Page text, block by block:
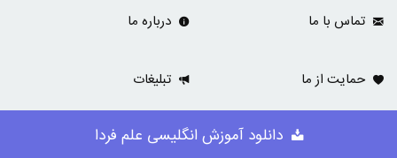
تماس با ما درباره ما
حمایت از ما تبلیغات
دانلود آموزش انگلیسی علم فردا